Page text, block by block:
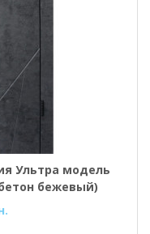
Ультра модель
бежевый)